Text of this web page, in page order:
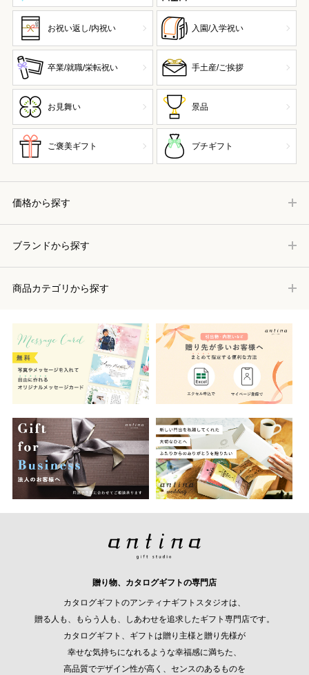
お祝い返し/内祝い 入園/入学祝い
卒業/就職/栄転祝い 手土産/ご挨拶
お見舞い 景品
ご褒美ギフト プチギフト
価格から探す
ブランドから探す
商品カテゴリから探す
贈り物、カタログギフトの専門店
カタログギフトのアンティナギフトスタジオは、
贈る人も、もらう人も、しあわせを追求したギフト専門店です。
カタログギフト、ギフトは贈り主様と贈り先様が
幸せな気持ちになれるような幸福感に満ちた、
高品質でデザイン性が高く、センスのあるものを